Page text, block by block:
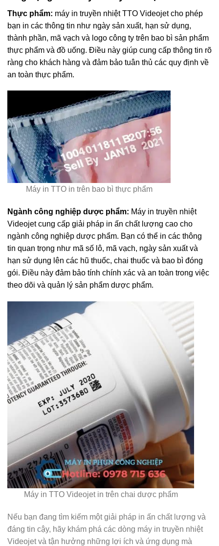
Thực phẩm: máy in truyền nhiệt TTO Videojet cho phép
bạn in các thông tin như ngày sản xuất, hạn sử dụng,
thành phần, mã vạch và logo công ty trên bao bì sản phẩm
thực phẩm và đồ uống. Điều này giúp cung cấp thông tin rõ
ràng cho khách hàng và đảm bảo tuân thủ các quy định về
an toàn thực phẩm.
Máy in TTO in trên bao bì thực phẩm
Ngành công nghiệp dược phẩm: Máy in truyền nhiệt
Videojet cung cấp giải pháp in ấn chất lượng cao cho
ngành công nghiệp dược phẩm. Bạn có thể in các thông
tin quan trọng như mã số lô, mã vạch, ngày sản xuất và
hạn sử dụng lên các hũ thuốc, chai thuốc và bao bì đóng
gói. Điều này đảm bảo tính chính xác và an toàn trong việc
theo dõi và quản lý sản phẩm dược phẩm.
Máy in TTO Videojet in trên chai dược phẩm
Nếu bạn đang tìm kiếm một giải pháp in ấn chất lượng và
đáng tin cậy, hãy khám phá các dòng máy in truyền nhiệt
Videojet và tận hưởng những lợi ích và ứng dụng mà